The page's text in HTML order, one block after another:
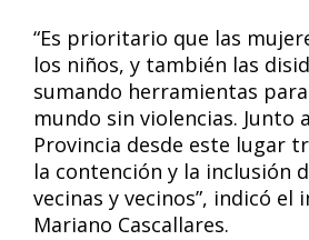
“Es prioritario que las
los niños, y también las
sumando herramientas
mundo sin violencias. Junto
Provincia desde este lugar
la contención y la inclusión
vecinas y vecinos”, indicó el
Mariano Cascallares.